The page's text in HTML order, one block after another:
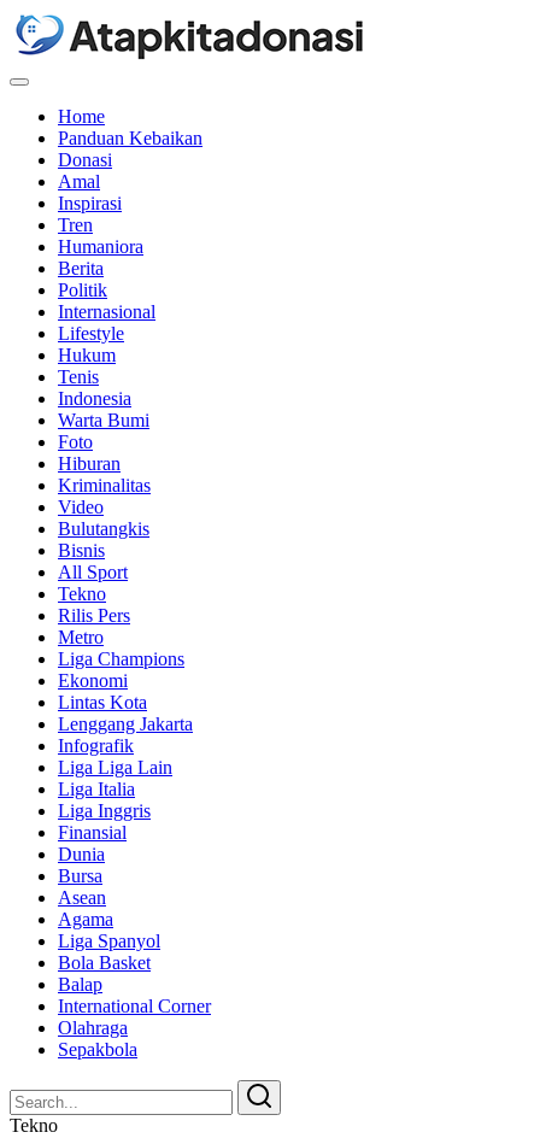
Menu
Home
Panduan Kebaikan
Donasi
Amal
Inspirasi
Tren
Humaniora
Berita
Politik
Internasional
Lifestyle
Hukum
Tenis
Indonesia
Warta Bumi
Foto
Hiburan
Kriminalitas
Video
Bulutangkis
Bisnis
All Sport
Tekno
Rilis Pers
Metro
Liga Champions
Ekonomi
Lintas Kota
Lenggang Jakarta
Infografik
Liga Liga Lain
Liga Italia
Liga Inggris
Finansial
Dunia
Bursa
Asean
Agama
Liga Spanyol
Bola Basket
Balap
International Corner
Olahraga
Sepakbola
Search
for:
Search
Tekno